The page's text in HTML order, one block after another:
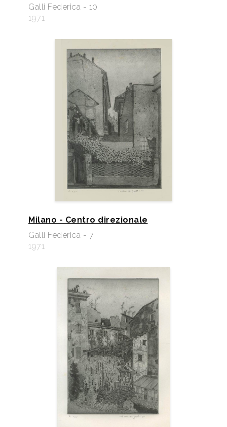
Galli Federica - 10
1971
Milano - Centro direzionale
Galli Federica - 7
1971